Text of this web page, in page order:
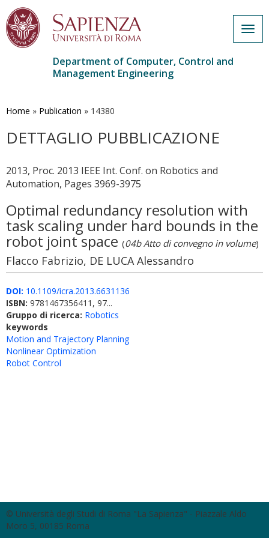
main
Department of Computer, Control and
Management Engineering
Home » Publication » 14380
DETTAGLIO PUBBLICAZIONE
2013, Proc. 2013 IEEE Int. Conf. on Robotics and
Automation, Pages 3969-3975
Optimal redundancy resolution with
task scaling under hard bounds in the
robot joint space (04b Atto di convegno in volume)
Flacco Fabrizio, DE LUCA Alessandro
DOI: 10.1109/icra.2013.6631136
ISBN: 9781467356411, 97...
Gruppo di ricerca: Robotics
keywords
Motion and Trajectory Planning
Nonlinear Optimization
Robot Control
© Università degli Studi di Roma "La Sapienza" - Piazzale Aldo
Moro 5, 00185 Roma